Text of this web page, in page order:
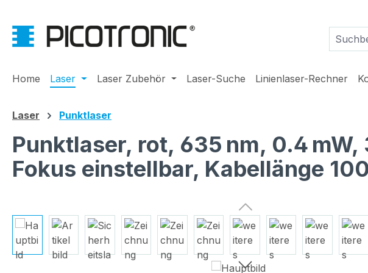
Home Laser Laser Zubehör Laser-Suche Linienlaser-Rechner
Laser Punktlaser
Punktlaser, rot, 635 nm, 0.4
Fokus einstellbar, Kabellänge
Bildergalerie überspringen